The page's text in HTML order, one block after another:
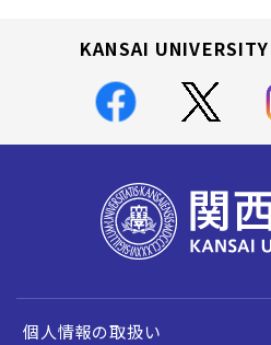
KANSAI
個人情報の取扱い